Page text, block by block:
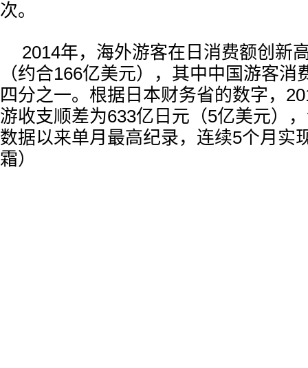
次。
2014年，海外游客在日消费额创新
（约合166亿美元），其中中国游客消
四分之一。根据日本财务省的数字，
游收支顺差为633亿日元（5亿美元）
数据以来单月最高纪录，连续5个月实
霜）